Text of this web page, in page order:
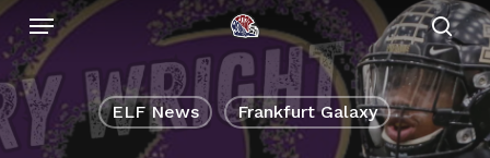
Skip
to
main
content
Menu
ELF News Frankfurt Galaxy